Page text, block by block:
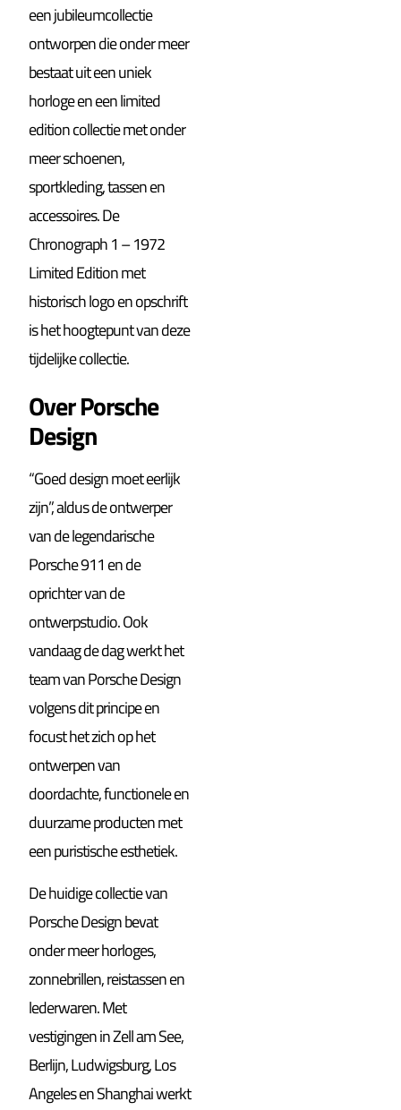
een jubileumcollectie
ontworpen die onder meer
bestaat uit een uniek
horloge en een limited
edition collectie met onder
meer schoenen,
sportkleding, tassen en
accessoires. De
Chronograph 1 – 1972
Limited Edition met
historisch logo en opschrift
is het hoogtepunt van deze
tijdelijke collectie.
Over Porsche
Design
“Goed design moet eerlijk
zijn”, aldus de ontwerper
van de legendarische
Porsche 911 en de
oprichter van de
ontwerpstudio. Ook
vandaag de dag werkt het
team van Porsche Design
volgens dit principe en
focust het zich op het
ontwerpen van
doordachte, functionele en
duurzame producten met
een puristische esthetiek.
De huidige collectie van
Porsche Design bevat
onder meer horloges,
zonnebrillen, reistassen en
lederwaren. Met
vestigingen in Zell am See,
Berlijn, Ludwigsburg, Los
Angeles en Shanghai werkt